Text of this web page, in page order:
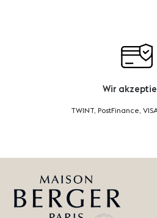
Wir
TWINT, PostFinance,